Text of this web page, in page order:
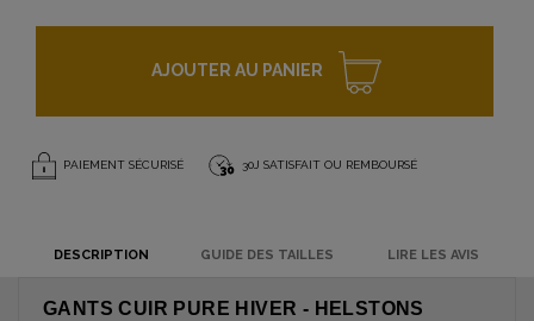
AJOUTER AU PANIER
PAIEMENT SÉCURISÉ 30J SATISFAIT OU REMBOURSÉ
DESCRIPTION GUIDE DES TAILLES LIRE LES AVIS
GANTS CUIR PURE HIVER - HELSTONS